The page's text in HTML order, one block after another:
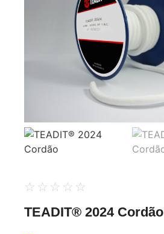
☆ ☆ ☆ ☆ ☆
TEADIT® 2024 Cordão